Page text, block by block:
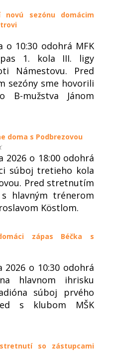
novú sezónu domácim
o 10:30 odohrá MFK
1. kola III. ligy
Námestovu. Pred
sezóny sme hovorili
B-mužstva Jánom
doma s Podbrezovou
2026 o 18:00 odohrá
súboj tretieho kola
Pred stretnutím
hlavným trénerom
Köstlom.
zápas Béčka s
2026 o 10:30 odohrá
hlavnom ihrisku
súboj prvého
s klubom MŠK
so zástupcami